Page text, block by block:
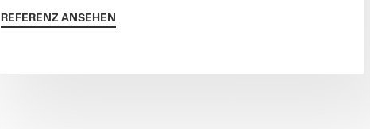
REFERENZ ANSEHEN